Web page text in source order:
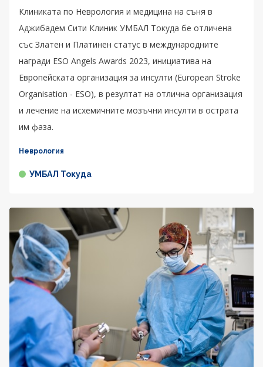
Клиниката по Неврология и медицина на съня в
Аджибадем Сити Клиник УМБАЛ Токуда бе отличена
със Златен и Платинен статус в международните
награди ESO Angels Awards 2023, инициатива на
Европейската организация за инсулти (European Stroke
Organisation - ESO), в резултат на отлична организация
и лечение на исхемичните мозъчни инсулти в острата
им фаза.
Неврология
УМБАЛ Токуда